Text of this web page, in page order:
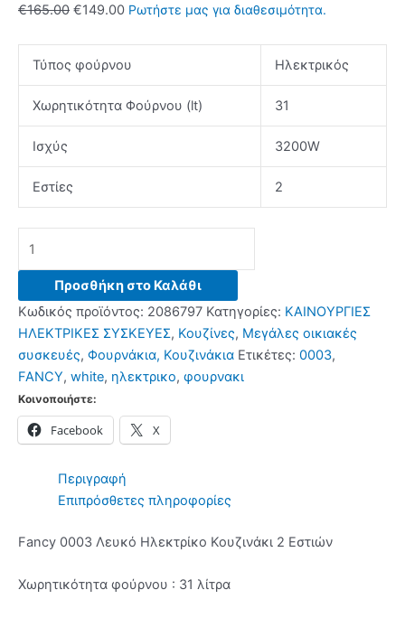
€165.00 Original
€165.00.
€149.00Η
είναι:
€149.00.
Ρωτήστε μας για διαθεσιμότητα.
Τύπος φούρνου Ηλεκτρικός
Χωρητικότητα Φούρνου (lt) 31
Ισχύς 3200W
Εστίες 2
0003
Ηλεκτρικό
Φουρνάκι
White
ποσότητα
Προσθήκη στο Καλάθι
Κωδικός προϊόντος: 2086797 Κατηγορίες: ΚΑΙΝΟΥΡΓΙΕΣ
ΗΛΕΚΤΡΙΚΕΣ ΣΥΣΚΕΥΕΣ, Κουζίνες, Μεγάλες οικιακές
συσκευές, Φουρνάκια, Κουζινάκια Ετικέτες: 0003,
FANCY, white, ηλεκτρικο, φουρνακι
Κοινοποιήστε:
Facebook X
Περιγραφή
Επιπρόσθετες πληροφορίες
Fancy 0003 Λευκό Ηλεκτρίκο Κουζινάκι 2 Εστιών
Χωρητικότητα φούρνου : 31 λίτρα